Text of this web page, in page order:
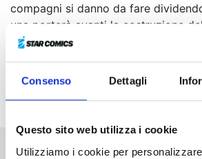
Consenso Dettagli
Questo sito web utilizza i cookie
Utilizziamo i cookie per
compagni si danno da fare
una porterà avanti la costruzione
lunare, mentre l’altra si occuperà
ritorno sulla Terra. Tutti lavorano
nonostante ciò dovranno presto
peggiore della missione!